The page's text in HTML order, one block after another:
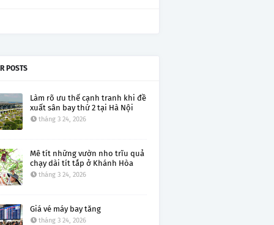
POSTS
Làm rõ ưu thế cạnh tranh khi đề
xuất sân bay thứ 2 tại Hà Nội
tháng 3 24, 2026
Mê tít những vườn nho trĩu quả
chạy dài tít tắp ở Khánh Hòa
tháng 3 24, 2026
Giá vé máy bay tăng
tháng 3 24, 2026